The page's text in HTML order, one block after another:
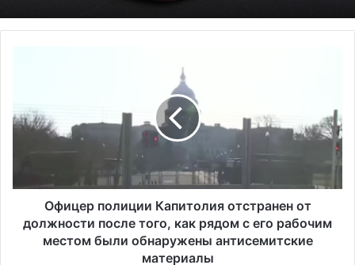
самый высокий уровень угона
автомобилей на душу населения в США
е
л
Офицер полиции Капитолия отстранен от
должности после того, как рядом с его рабочим
местом были обнаружены антисемитские
материалы